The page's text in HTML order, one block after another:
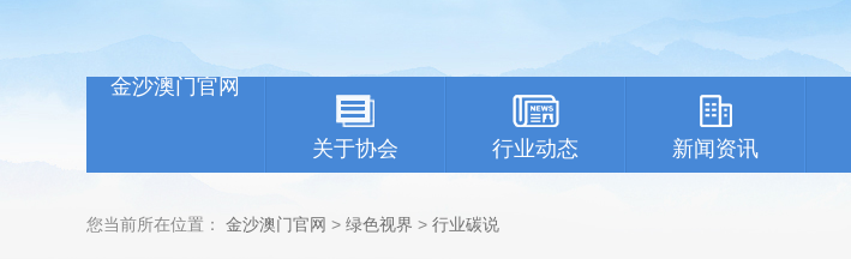
金沙澳门官网
关于协会 行业动态 新闻资讯
您当前所在位置： 金沙澳门官网 > 绿色视界 > 行业碳说